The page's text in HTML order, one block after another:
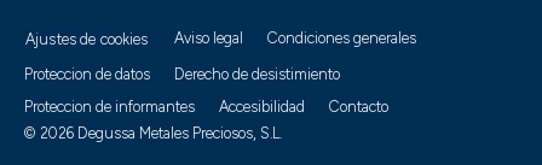
Ajustes de cookies Aviso legal
Condiciones generales
Proteccion de datos
Derecho de desistimiento
Proteccion de informantes
Accesibilidad
Contacto
© 2026 Degussa Metales Preciosos, S.L.